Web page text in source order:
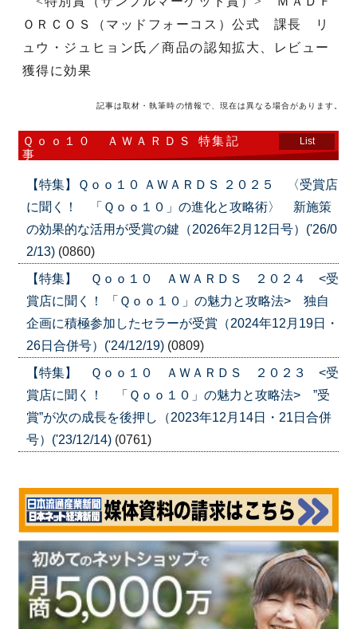
ＯＲＣＯＳ（マッドフォーコス）公式 課長 リ
ュウ・ジュヒョン氏／商品の認知拡大、レビュー
獲得に効果
記事は取材・執筆時の情報で、現在は異なる場合があります。
Ｑｏｏ１０ ＡＷＡＲＤＳ 特集記
事
List
【特集】Ｑｏｏ１０ ＡＷＡＲＤＳ ２０２５ 〈受賞店
に聞く！ 「Ｑｏｏ１０」の進化と攻略術〉 新施策
の効果的な活用が受賞の鍵（2026年2月12日号）('26/0
2/13) (0860)
【特集】 Ｑｏｏ１０ ＡＷＡＲＤＳ ２０２４ <受
賞店に聞く！ 「Ｑｏｏ１０」の魅力と攻略法> 独自
企画に積極参加したセラーが受賞（2024年12月19日・
26日合併号）('24/12/19) (0809)
【特集】 Ｑｏｏ１０ ＡＷＡＲＤＳ ２０２３ <受
賞店に聞く！ 「Ｑｏｏ１０」の魅力と攻略法> ”受
賞”が次の成長を後押し（2023年12月14日・21日合併
号）('23/12/14) (0761)